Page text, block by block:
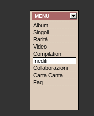
MENU
Album
Singoli
Rarità
Video
Compilation
Inediti
Collaborazioni
Carta Canta
Faq